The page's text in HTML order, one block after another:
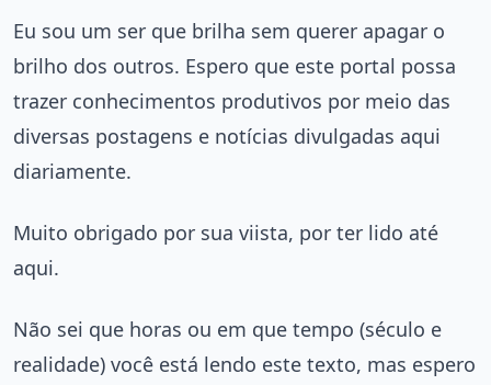
Eu sou um ser que brilha sem querer apagar o
brilho dos outros. Espero que este portal possa
trazer conhecimentos produtivos por meio das
diversas postagens e notícias divulgadas aqui
diariamente.
Muito obrigado por sua viista, por ter lido até
aqui.
Não sei que horas ou em que tempo (século e
realidade) você está lendo este texto, mas espero